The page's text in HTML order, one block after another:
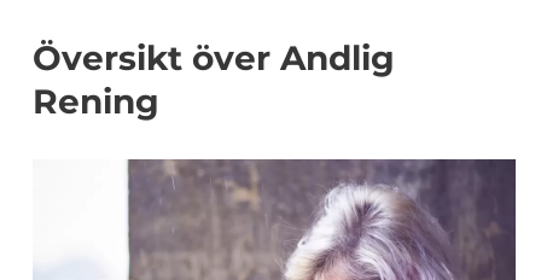
Översikt över Andlig
Rening